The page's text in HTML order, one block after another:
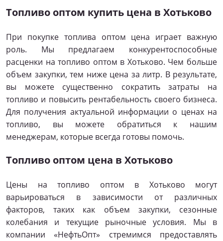
Топливо оптом купить цена в Хотьково
При покупке топлива оптом цена играет важную
роль. Мы предлагаем конкурентоспособные
расценки на топливо оптом в Хотьково. Чем больше
объем закупки, тем ниже цена за литр. В результате,
вы можете существенно сократить затраты на
топливо и повысить рентабельность своего бизнеса.
Для получения актуальной информации о ценах на
топливо, вы можете обратиться к нашим
менеджерам, которые всегда готовы помочь.
Топливо оптом цена в Хотьково
Цены на топливо оптом в Хотьково могут
варьироваться в зависимости от различных
факторов, таких как объем закупки, сезонные
колебания и текущие рыночные условия. Мы в
компании «НефтьОпт» стремимся предоставлять